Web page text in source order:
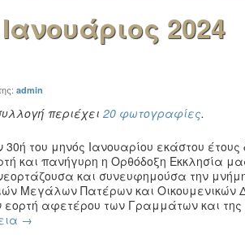
Ιανουάριος 2024
admin
περιέχει 20 φωτογραφίες.
30ή του μηνός Ιανουαρίου εκάστου έτους
και πανήγυρη η Ορθόδοξη Εκκλησία
και συνευφημούσα την
Mεγάλων Πατέρων και Οικουμενικών
εορτή αφετέρου των Γραμμάτων και της
→